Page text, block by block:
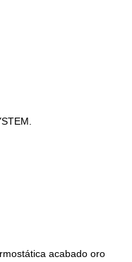
acabado oro